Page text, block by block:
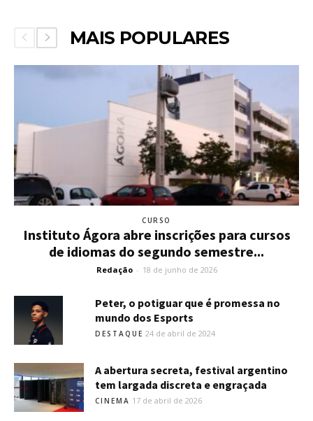
MAIS POPULARES
CURSO
Instituto Ágora abre inscrições para cursos
de idiomas do segundo semestre...
Redação - 18 de junho de 2026
Peter, o potiguar que é promessa no
mundo dos Esports
DESTAQUE 24 de abril de 2024
A abertura secreta, festival argentino
tem largada discreta e engraçada
CINEMA 17 de abril de 2026